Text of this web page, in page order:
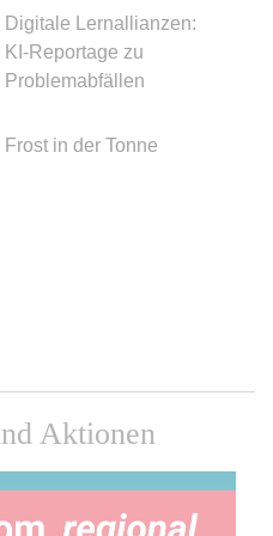
Digitale Lernallianzen:
KI-Reportage zu
Problemabfällen
Frost in der Tonne
Aktionen